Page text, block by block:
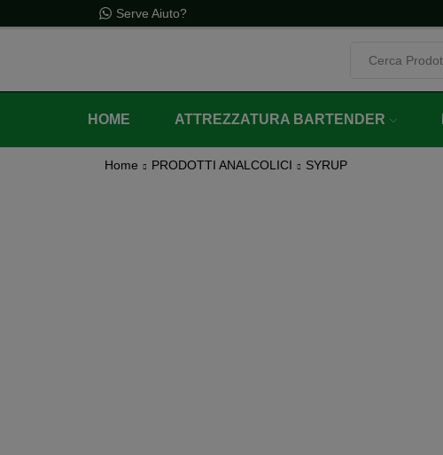
Serve Aiuto?
con un ordine minimo di 60€ (iva inclusa)
HOME ATTREZZATURA BARTENDER
Home PRODOTTI ANALCOLICI SYRUP